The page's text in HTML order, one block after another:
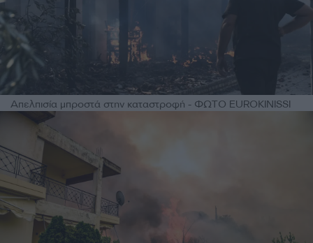
Απελπισία μπροστά στην καταστροφή - ΦΩΤΟ EUROKINISSI